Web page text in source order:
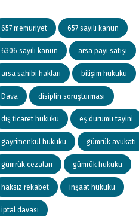
657 memuriyet 657 sayılı kanun
6306 sayılı kanun arsa payı satışı
arsa sahibi hakları bilişim hukuku
Dava disiplin soruşturması
dış ticaret hukuku eş durumu tayini
gayrimenkul hukuku gümrük avukatı
gümrük cezaları gümrük hukuku
haksız rekabet inşaat hukuku
iptal davası